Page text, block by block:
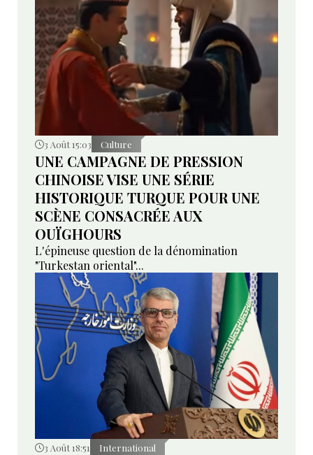
3 Août 15:03 Culture
UNE CAMPAGNE DE PRESSION
CHINOISE VISE UNE SÉRIE
HISTORIQUE TURQUE POUR UNE
SCÈNE CONSACRÉE AUX
OUÏGHOURS
L'épineuse question de la dénomination
"Turkestan oriental"...
3 Août 18:51 International